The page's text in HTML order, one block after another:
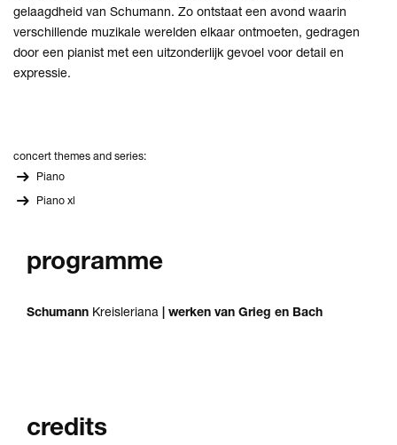
gelaagdheid van Schumann. Zo ontstaat een avond waarin
verschillende muzikale werelden elkaar ontmoeten, gedragen
door een pianist met een uitzonderlijk gevoel voor detail en
expressie.
concert themes and series:
Piano
Piano xl
programme
Schumann Kreisleriana | werken van Grieg en Bach
credits